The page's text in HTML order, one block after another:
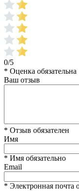
0/5
* Оценка обязательна
Ваш отзыв
* Отзыв обязателен
Имя
* Имя обязательно
Email
* Электронная почта